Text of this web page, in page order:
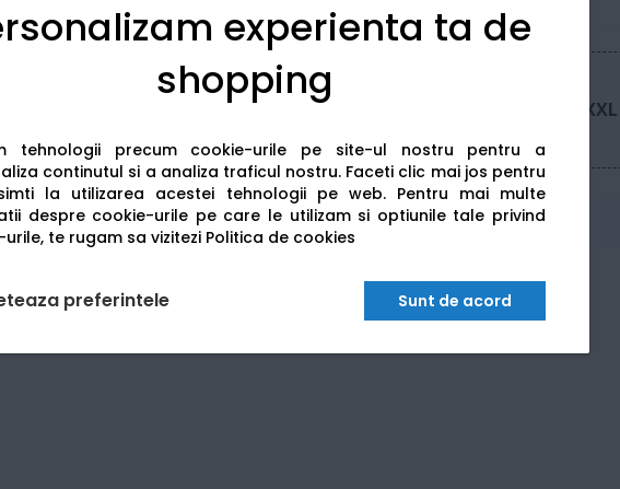
experienta ta de
shopping
tehnologii precum cookie-urile pe site-ul nostru pentru a
continutul si a analiza traficul nostru. Faceti clic mai jos pentru
la utilizarea acestei tehnologii pe web. Pentru mai multe
despre cookie-urile pe care le utilizam si optiunile tale privind
te rugam sa vizitezi Politica de cookies
preferintele Sunt de acord
(3.000 pagini), TN3600XL TN3600XXL